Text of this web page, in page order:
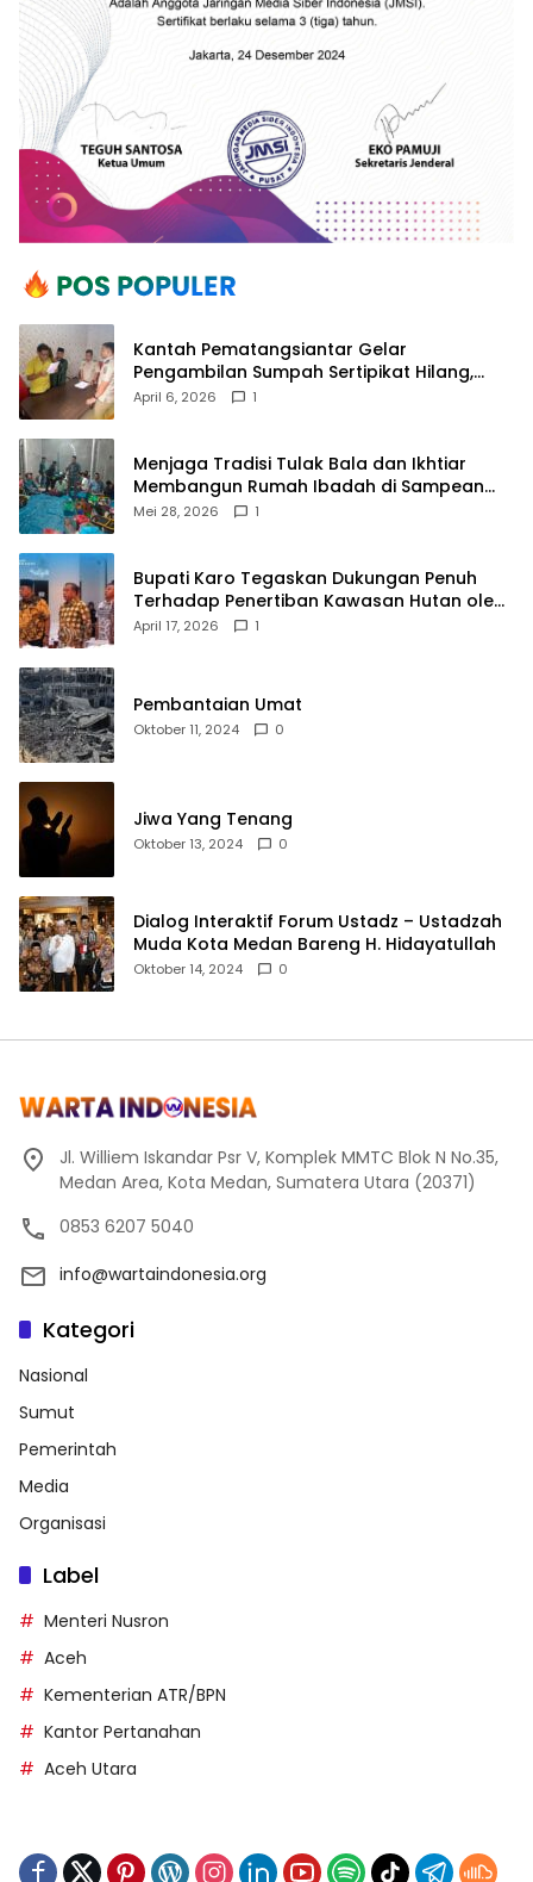
Kantah Pematangsiantar Gelar
Pengambilan Sumpah Sertipikat Hilang,
Perkuat Kepastian Hukum Pertanahan
April 6, 2026 1
Menjaga Tradisi Tulak Bala dan Ikhtiar
Membangun Rumah Ibadah di Sampean
Barat
Mei 28, 2026 1
Bupati Karo Tegaskan Dukungan Penuh
Terhadap Penertiban Kawasan Hutan oleh
Pemerintah Pusat
April 17, 2026 1
Pembantaian Umat
Oktober 11, 2024 0
Jiwa Yang Tenang
Oktober 13, 2024 0
Dialog Interaktif Forum Ustadz – Ustadzah
Muda Kota Medan Bareng H. Hidayatullah
Oktober 14, 2024 0
Jl. Williem Iskandar Psr V, Komplek MMTC Blok N No.35,
Medan Area, Kota Medan, Sumatera Utara (20371)
0853 6207 5040
info@wartaindonesia.org
Kategori
Nasional
Sumut
Pemerintah
Media
Organisasi
Label
Menteri Nusron
Aceh
Kementerian ATR/BPN
Kantor Pertanahan
Aceh Utara